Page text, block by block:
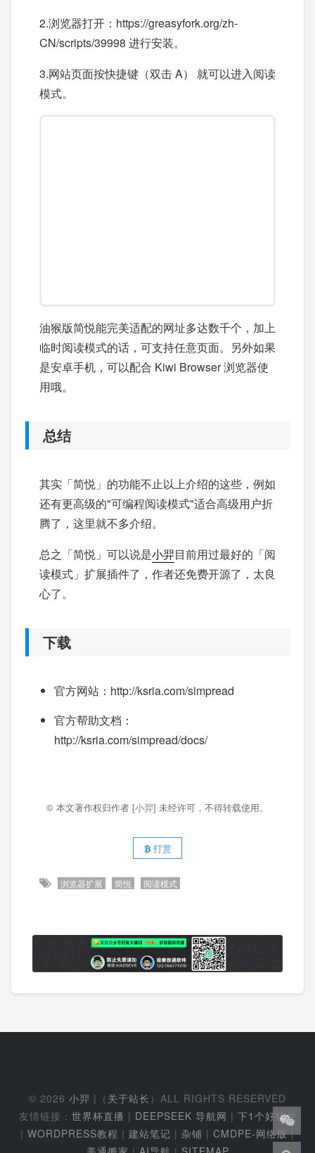
2.浏览器打开：https://greasyfork.org/zh-
CN/scripts/39998 进行安装。
3.网站页面按快捷键（双击 A） 就可以进入阅读
模式。
油猴版简悦能完美适配的网址多达数千个，加上
临时阅读模式的话，可支持任意页面。另外如果
是安卓手机，可以配合 Kiwi Browser 浏览器使
用哦。
总结
其实「简悦」的功能不止以上介绍的这些，例如
还有更高级的"可编程阅读模式"适合高级用户折
腾了，这里就不多介绍。
总之「简悦」可以说是小羿目前用过最好的「阅
读模式」扩展插件了，作者还免费开源了，太良
心了。
下载
官方网站：http://ksria.com/simpread
官方帮助文档：
http://ksria.com/simpread/docs/
© 本文著作权归作者 [小羿] 未经许可，不得转载使用。
打赏
浏览器扩展 简悦 阅读模式
© 2026 小羿 |（ 关于站长 ）ALL RIGHTS RESERVED
友情链接： 世界杯直播 | DEEPSEEK 导航网 | 下1个好软件
| WORDPRESS教程 | 建站笔记 | 杂铺 | CMDPE-网络版|